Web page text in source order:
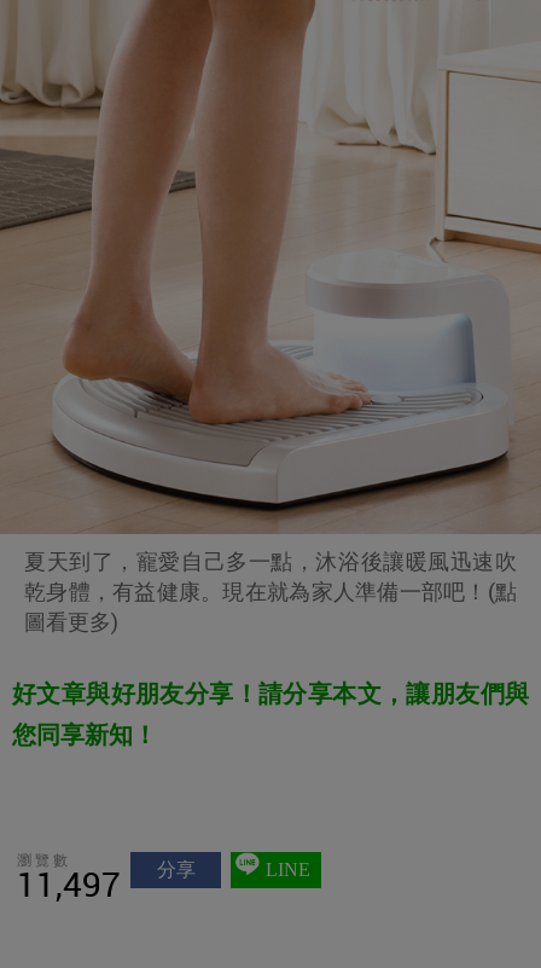
夏天到了，寵愛自己多一點，沐浴後讓暖風迅速吹
乾身體，有益健康。現在就為家人準備一部吧！(點
圖看更多)
好文章與好朋友分享！請分享本文，讓朋友們與
您同享新知！
瀏覽數
11,497 分享 LINE